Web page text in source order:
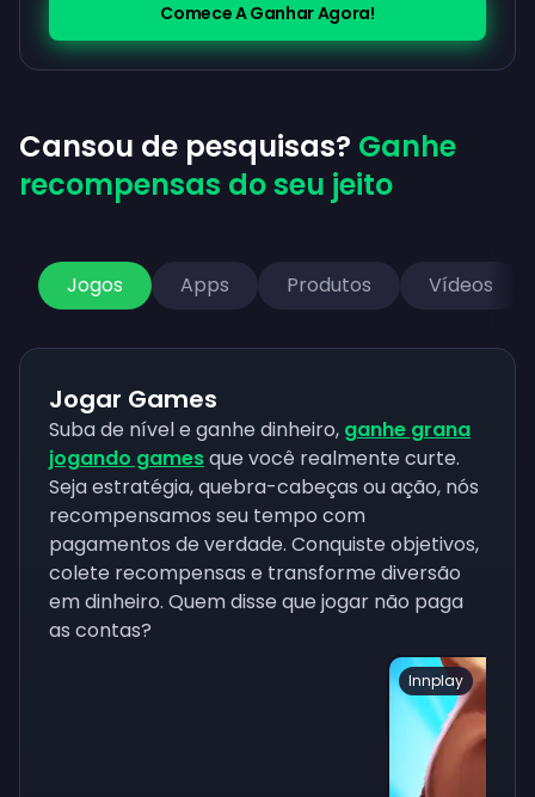
Comece A Ganhar Agora!
Cansou de pesquisas? Ganhe
recompensas do seu jeito
Jogos Apps Produtos Vídeos
Jogar Games
Suba de nível e ganhe dinheiro, ganhe grana
jogando gamesque você realmente curte.
Seja estratégia, quebra-cabeças ou ação, nós
recompensamos seu tempo com
pagamentos de verdade. Conquiste objetivos,
colete recompensas e transforme diversão
em dinheiro. Quem disse que jogar não paga
as contas?
Innplay